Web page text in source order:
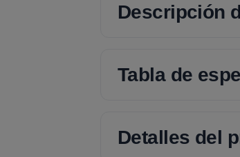
Descripción
Tabla de
Detalles del